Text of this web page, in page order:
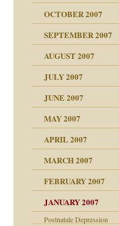
in meiner
OCTOBER 2007
SEPTEMBER 2007
AUGUST 2007
JULY 2007
JUNE 2007
MAY 2007
APRIL 2007
MARCH 2007
FEBRUARY 2007
JANUARY 2007
Postnatale Depression